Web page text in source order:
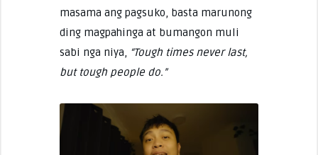
masama ang pagsuko, basta marunong
ding magpahinga at bumangon muli
sabi nga niya, “Tough times never last,
but tough people do.”